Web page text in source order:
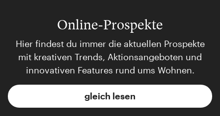
Online-Prospekte
Hier findest du immer die aktuellen Prospekte
mit kreativen Trends, Aktionsangeboten und
innovativen Features rund ums Wohnen.
gleich lesen